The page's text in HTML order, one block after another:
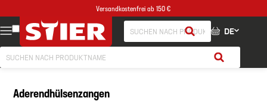
Versandkostenfrei ab 150 €
DE
Aderendhülsenzangen